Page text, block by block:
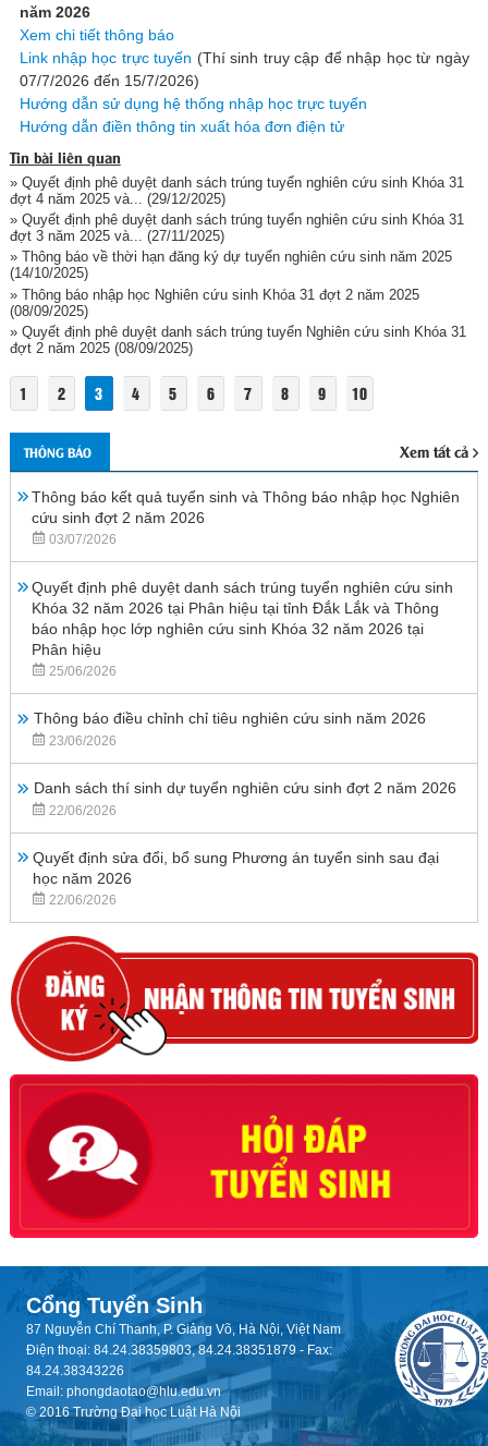
năm 2026
Xem chi tiết thông báo
Link nhập học trực tuyến (Thí sinh truy cập để nhập học từ ngày
07/7/2026 đến 15/7/2026)
Hướng dẫn sử dụng hệ thống nhập học trực tuyến
Hướng dẫn điền thông tin xuất hóa đơn điện tử
Tin bài liên quan
» Quyết định phê duyệt danh sách trúng tuyển nghiên cứu sinh Khóa 31
đợt 4 năm 2025 và...
(29/12/2025)
» Quyết định phê duyệt danh sách trúng tuyển nghiên cứu sinh Khóa 31
đợt 3 năm 2025 và... (27/11/2025)
» Thông báo về thời hạn đăng ký dự tuyển nghiên cứu sinh năm 2025
(14/10/2025)
» Thông báo nhập học Nghiên cứu sinh Khóa 31 đợt 2 năm 2025
(08/09/2025)
» Quyết định phê duyệt danh sách trúng tuyển Nghiên cứu sinh Khóa 31
đợt 2 năm 2025(08/09/2025)
1 2 3 4 5 6 7 8 9 10
THÔNG BÁO Xem tất cả
Thông báo kết quả tuyển sinh và Thông báo nhập học Nghiên
cứu sinh đợt 2 năm 2026
03/07/2026
Quyết định phê duyệt danh sách trúng tuyển nghiên cứu sinh
Khóa 32 năm 2026 tại Phân hiệu tại tỉnh Đắk Lắk và Thông
báo nhập học lớp nghiên cứu sinh Khóa 32 năm 2026 tại
Phân hiệu
25/06/2026
Thông báo điều chỉnh chỉ tiêu nghiên cứu sinh năm 2026
23/06/2026
Danh sách thí sinh dự tuyển nghiên cứu sinh đợt 2 năm 2026
22/06/2026
Quyết định sửa đổi, bổ sung Phương án tuyển sinh sau đại
học năm 2026
22/06/2026
Cổng Tuyển Sinh
87 Nguyễn Chí Thanh, P. Giảng Võ, Hà Nội, Việt Nam
Điện thoại: 84.24.38359803, 84.24.38351879 - Fax:
84.24.38343226
Email: phongdaotao@hlu.edu.vn
© 2016 Trường Đại học Luật Hà Nội